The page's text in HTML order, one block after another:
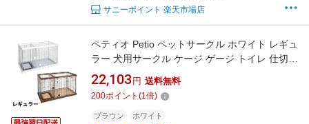
サニーポイント 楽天市場店
ペティオ Petio ペットサークル ホワイト レギュ
ラー 犬用サークル ケージ ゲージ トイレ 仕切り
トイレ別トイレのしつけが出来る ドッグルーム
サークル レギュラー P7590 【ご自宅配送限
定】‥
22,103 円 送料無料
200ポイント (1倍)
ブラウン ホワイト